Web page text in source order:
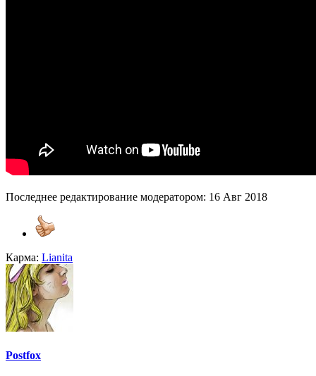
Последнее редактирование модератором: 16 Авг 2018
Карма: Lianita
Postfox